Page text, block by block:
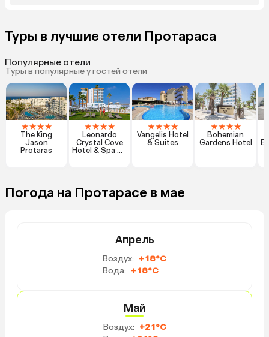
Туры в лучшие отели Протараса
Популярные отели
Туры в популярные у гостей отели
★★★★
The King
Jason
Protaras
★★★★
Leonardo
Crystal Cove
Hotel & Spa By
★★★★
Vangelis Hotel
& Suites
★★★★
Bohemian
Gardens Hotel
Погода на Протарасе в мае
Апрель
Воздух: +18°C
Вода: +18°C
Май
Воздух: +21°C